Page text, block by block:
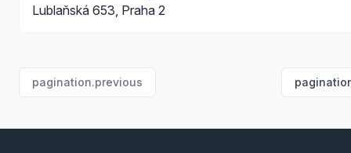
Lublaňská 653, Praha 2
pagination.previous